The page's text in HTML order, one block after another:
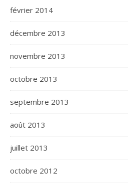
février 2014
décembre 2013
novembre 2013
octobre 2013
septembre 2013
août 2013
juillet 2013
octobre 2012